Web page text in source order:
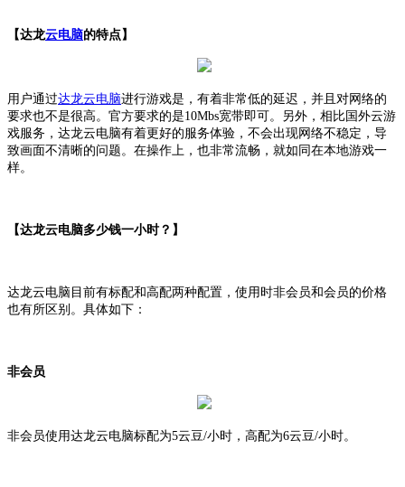
【达龙云电脑的特点】
用户通过达龙云电脑进行游戏是，有着非常低的延迟，并且对网络的
要求也不是很高。官方要求的是10Mbs宽带即可。另外，相比国外云游
戏服务，达龙云电脑有着更好的服务体验，不会出现网络不稳定，导
致画面不清晰的问题。在操作上，也非常流畅，就如同在本地游戏一
样。
【达龙云电脑多少钱一小时？】
达龙云电脑目前有标配和高配两种配置，使用时非会员和会员的价格
也有所区别。具体如下：
非会员
非会员使用达龙云电脑标配为5云豆/小时，高配为6云豆/小时。